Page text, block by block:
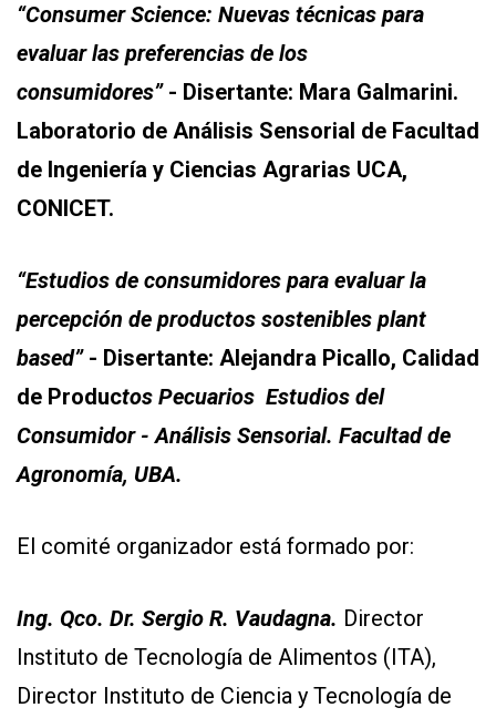
“Consumer Science: Nuevas técnicas para
evaluar las preferencias de los
consumidores” - Disertante: Mara Galmarini.
Laboratorio de Análisis Sensorial de Facultad
de Ingeniería y Ciencias Agrarias UCA,
CONICET.
“Estudios de consumidores para evaluar la
percepción de productos sostenibles plant
based” - Disertante: Alejandra Picallo, Calidad
de Productos Pecuarios Estudios del
Consumidor - Análisis Sensorial. Facultad de
Agronomía, UBA.
El comité organizador está formado por:
Ing. Qco. Dr. Sergio R. Vaudagna. Director
Instituto de Tecnología de Alimentos (ITA),
Director Instituto de Ciencia y Tecnología de